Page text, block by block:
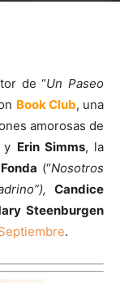
de “Un Paseo
Book Club, una
amorosas de
y Erin Simms, la
(“Nosotros
Candice
Steenburgen
.